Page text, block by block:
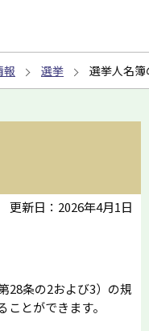
報 選挙 選挙人名
更新日：2026年4月1日
28条の2および3）の規
とができます。